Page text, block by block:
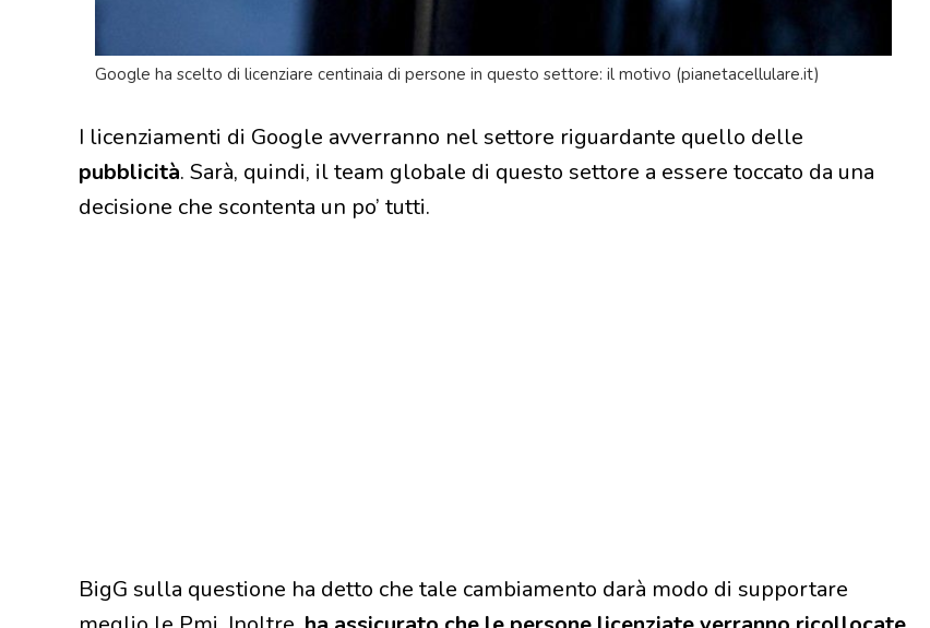
Google ha scelto di licenziare centinaia di persone in questo settore: il motivo (pianetacellulare.it)
I licenziamenti di Google avverranno nel settore riguardante quello delle
pubblicità. Sarà, quindi, il team globale di questo settore a essere toccato da una
decisione che scontenta un po’ tutti.
BigG sulla questione ha detto che tale cambiamento darà modo di supportare